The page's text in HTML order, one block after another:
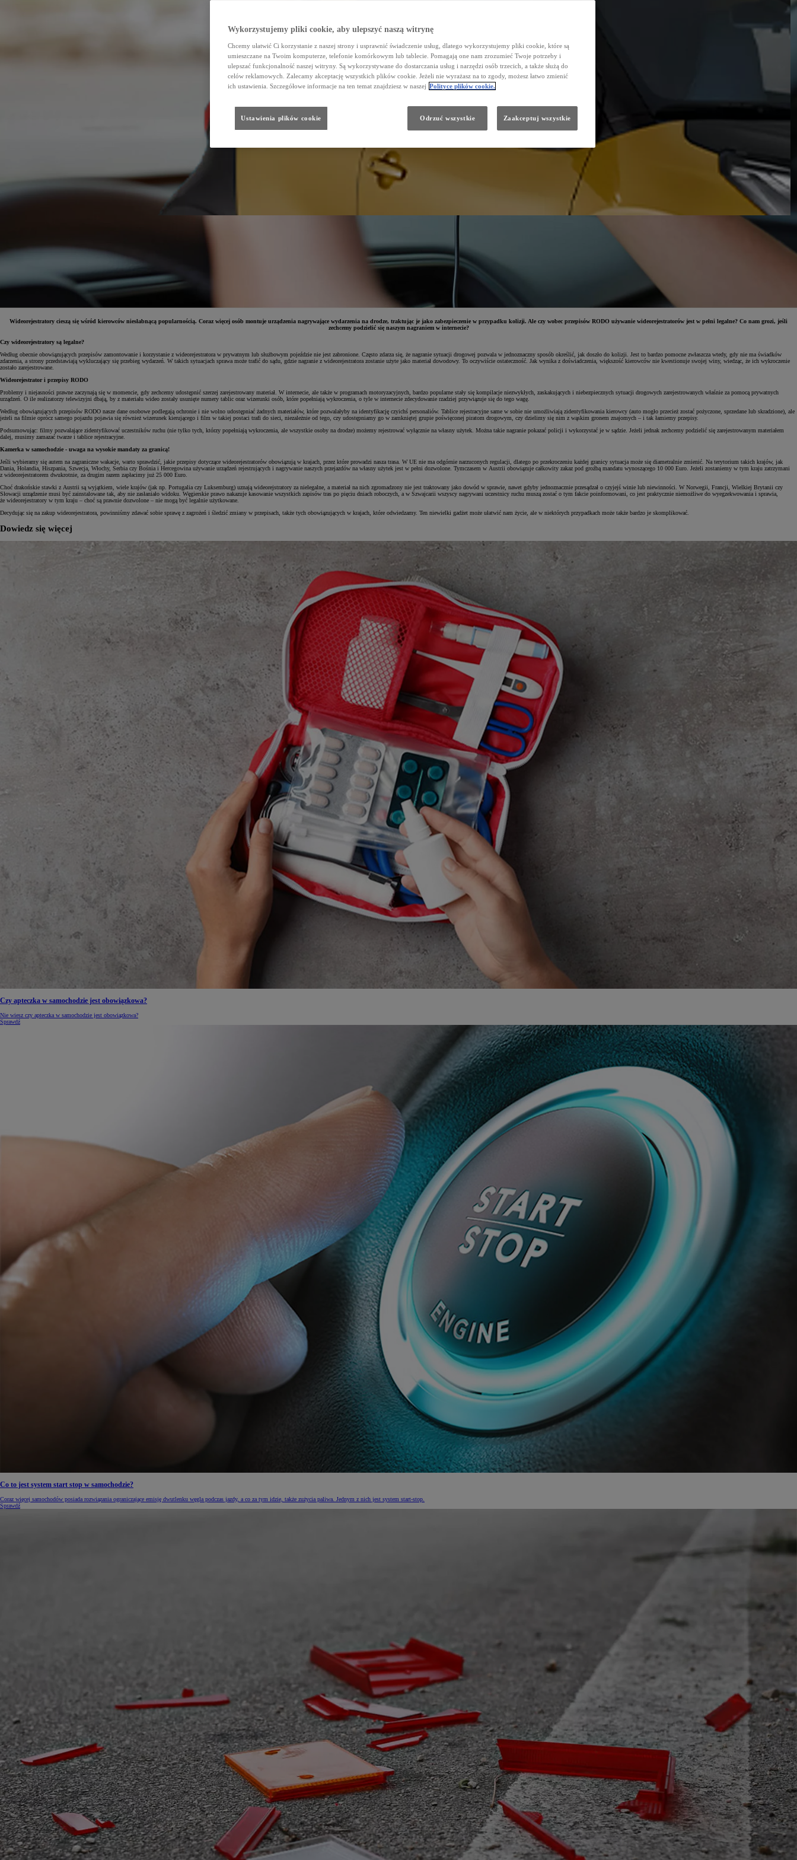
Wideorejestratory cieszą się wśród kierowców niesłabnącą popularnością. Coraz więcej osób montuje urządzenia nagrywające wydarzenia na drodze, traktując je jako zabezpieczenie w przypadku kolizji. Ale czy wobec przepisów RODO używanie wideorejestratorów jest w pełni legalne? Co nam grozi, jeśli
zechcemy podzielić się naszym nagraniem w internecie?
Czy wideorejestratory są legalne?
Według obecnie obowiązujących przepisów zamontowanie i korzystanie z wideorejestratora w prywatnym lub służbowym pojeździe nie jest zabronione. Często zdarza się, że nagranie sytuacji drogowej pozwala w jednoznaczny sposób określić, jak doszło do kolizji. Jest to bardzo pomocne zwłaszcza wtedy, gdy nie ma świadków
zdarzenia, a strony przedstawiają wykluczający się przebieg wydarzeń. W takich sytuacjach sprawa może trafić do sądu, gdzie nagranie z wideorejestratora zostanie użyte jako materiał dowodowy. To oczywiście ostateczność. Jak wynika z doświadczenia, większość kierowców nie kwestionuje swojej winy, wiedząc, że ich wykroczenie
zostało zarejestrowane.
Wideorejestrator i przepisy RODO
Problemy i niejasności prawne zaczynają się w momencie, gdy zechcemy udostępnić szerzej zarejestrowany materiał. W internecie, ale także w programach motoryzacyjnych, bardzo popularne stały się kompilacje niezwykłych, zaskakujących i niebezpiecznych sytuacji drogowych zarejestrowanych właśnie za pomocą prywatnych
urządzeń. O ile realizatorzy telewizyjni dbają, by z materiału wideo zostały usunięte numery tablic oraz wizerunki osób, które popełniają wykroczenia, o tyle w internecie zdecydowanie rzadziej przywiązuje się do tego wagę.
Według obowiązujących przepisów RODO nasze dane osobowe podlegają ochronie i nie wolno udostępniać żadnych materiałów, które pozwalałyby na identyfikację czyichś personaliów. Tablice rejestracyjne same w sobie nie umożliwiają zidentyfikowania kierowcy (auto mogło przecież zostać pożyczone, sprzedane lub skradzione), ale
jeżeli na filmie oprócz samego pojazdu pojawia się również wizerunek kierującego i film w takiej postaci trafi do sieci, niezależnie od tego, czy udostępniamy go w zamkniętej grupie poświęconej piratom drogowym, czy dzielimy się nim z wąskim gronem znajomych – i tak łamiemy przepisy.
Podsumowując: filmy pozwalające zidentyfikować uczestników ruchu (nie tylko tych, którzy popełniają wykroczenia, ale wszystkie osoby na drodze) możemy rejestrować wyłącznie na własny użytek. Można takie nagranie pokazać policji i wykorzystać je w sądzie. Jeżeli jednak zechcemy podzielić się zarejestrowanym materiałem
dalej, musimy zamazać twarze i tablice rejestracyjne.
Kamerka w samochodzie - uwaga na wysokie mandaty za granicą!
Jeśli wybieramy się autem na zagraniczne wakacje, warto sprawdzić, jakie przepisy dotyczące wideorejestratorów obowiązują w krajach, przez które prowadzi nasza trasa. W UE nie ma odgórnie narzuconych regulacji, dlatego po przekroczeniu każdej granicy sytuacja może się diametralnie zmienić. Na terytorium takich krajów, jak
Dania, Holandia, Hiszpania, Szwecja, Włochy, Serbia czy Bośnia i Hercegowina używanie urządzeń rejestrujących i nagrywanie naszych przejazdów na własny użytek jest w pełni dozwolone. Tymczasem w Austrii obowiązuje całkowity zakaz pod groźbą mandatu wynoszącego 10 000 Euro. Jeżeli zostaniemy w tym kraju zatrzymani
z wideorejestratorem dwukrotnie, za drugim razem zapłacimy już 25 000 Euro.
Choć drakońskie stawki z Austrii są wyjątkiem, wiele krajów (jak np. Portugalia czy Luksemburg) uznają wideorejstratory za nielegalne, a materiał na nich zgromadzony nie jest traktowany jako dowód w sprawie, nawet gdyby jednoznacznie przesądzał o czyjejś winie lub niewinności. W Norwegii, Francji, Wielkiej Brytanii czy
Słowacji urządzenie musi być zainstalowane tak, aby nie zasłaniało widoku. Węgierskie prawo nakazuje kasowanie wszystkich zapisów tras po pięciu dniach roboczych, a w Szwajcarii wszyscy nagrywani uczestnicy ruchu muszą zostać o tym fakcie poinformowani, co jest praktycznie niemożliwe do wyegzekwowania i sprawia,
że wideorejestratory w tym kraju – choć są prawnie dozwolone – nie mogą być legalnie użytkowane.
Decydując się na zakup wideorejestratora, powinniśmy zdawać sobie sprawę z zagrożeń i śledzić zmiany w przepisach, także tych obowiązujących w krajach, które odwiedzamy. Ten niewielki gadżet może ułatwić nam życie, ale w niektórych przypadkach może także bardzo je skomplikować.
Dowiedz się więcej
Czy apteczka w samochodzie jest obowiązkowa?
Nie wiesz czy apteczka w samochodzie jest obowiązkowa?
Sprawdź
Co to jest system start stop w samochodzie?
Coraz więcej samochodów posiada rozwiązania ograniczające emisję dwutlenku węgla podczas jazdy, a co za tym idzie, także zużycia paliwa. Jednym z nich jest system start-stop.
Sprawdź
Wykorzystujemy pliki cookie, aby ulepszyć naszą witrynę
Chcemy ułatwić Ci korzystanie z naszej strony i usprawnić świadczenie usług, dlatego wykorzystujemy pliki cookie, które są
umieszczane na Twoim komputerze, telefonie komórkowym lub tablecie. Pomagają one nam zrozumieć Twoje potrzeby i
ulepszać funkcjonalność naszej witryny. Są wykorzystywane do dostarczania usług i narzędzi osób trzecich, a także służą do
celów reklamowych. Zalecamy akceptację wszystkich plików cookie. Jeżeli nie wyrażasz na to zgody, możesz łatwo zmienić
ich ustawienia. Szczegółowe informacje na ten temat znajdziesz w naszej Polityce plików cookie.
Ustawienia plików cookie Odrzuć wszystkie Zaakceptuj wszystkie